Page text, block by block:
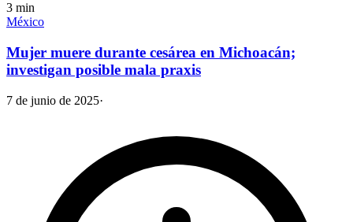
3 min
México
Mujer muere durante cesárea en Michoacán;
investigan posible mala praxis
7 de junio de 2025·